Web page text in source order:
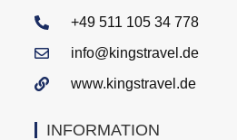
INFORMATION
+49 511 105 34 778
info@kingstravel.de
www.kingstravel.de